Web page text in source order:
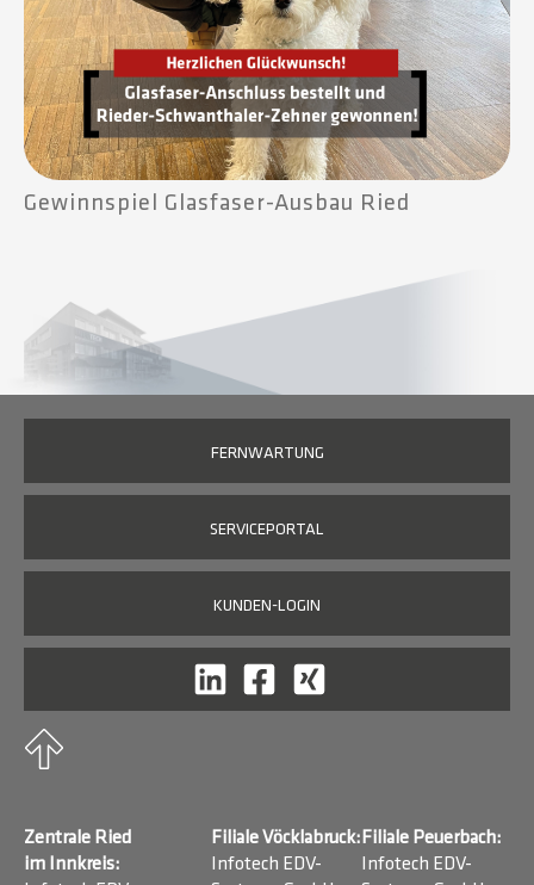
Gewinnspiel Glasfaser-Ausbau Ried
FERNWARTUNG
SERVICEPORTAL
KUNDEN-LOGIN
Zentrale Ried
im Innkreis:
Filiale Vöcklabruck:
Infotech EDV-
Filiale Peuerbach:
Infotech EDV-